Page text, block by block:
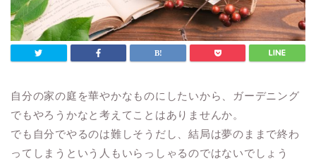
自分の家の庭を華やかなものにしたいから、ガーデニング
でもやろうかなと考えてことはありませんか。
でも自分でやるのは難しそうだし、結局は夢のままで終わ
ってしまうという人もいらっしゃるのではないでしょう